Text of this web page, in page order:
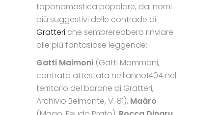
toponomastica popolare, dai nomi
più suggestivi delle contrade di
Gratteri che sembrerebbero rinviare
alle più fantasiose leggende:
Gatti Maimoni (Gatti Mammoni,
contrata attestata nell’anno1404 nel
territorio del barone di Gratteri,
Archivio Belmonte, V. 81), Maàro